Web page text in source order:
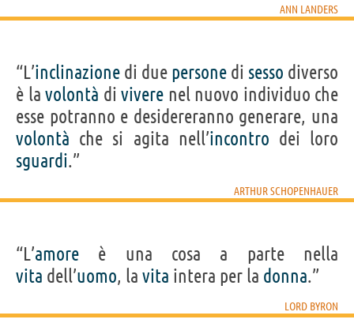
ANN LANDERS
“L’inclinazione di due persone di sesso diverso
è la volontà di vivere nel nuovo individuo che
esse potranno e desidereranno generare, una
volontà che si agita nell’incontro dei loro
sguardi.”
ARTHUR SCHOPENHAUER
“L’amore è una cosa a parte nella
vita dell’uomo, la vita intera per la donna.”
LORD BYRON